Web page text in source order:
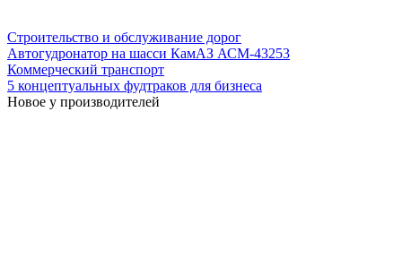
Строительство и обслуживание дорог
Автогудронатор на шасси КамАЗ АСМ-43253
Коммерческий транспорт
5 концептуальных фудтраков для бизнеса
Новое у производителей